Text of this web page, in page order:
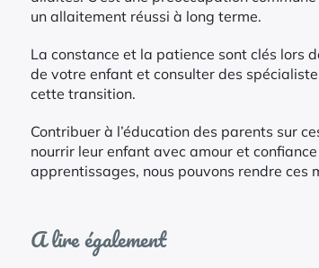
un allaitement réussi à long terme.
La constance et la patience sont clés lors
de votre enfant et consulter des
cette transition.
Contribuer à l’éducation des parents sur
nourrir leur enfant avec amour et
apprentissages, nous pouvons rendre ces
A lire également